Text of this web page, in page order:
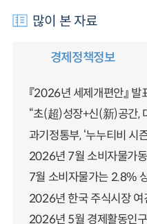
많이 본 자료
경제정책정보
『2026년 세제개편안』 발
“초(超)성장+신(新)공간,
과기정통부, ‘누누티비 시
2026년 7월 소비자물가
7월 소비자물가는 2.8%
2026년 한국 주식시장 여
2026년 5월 경제활동인